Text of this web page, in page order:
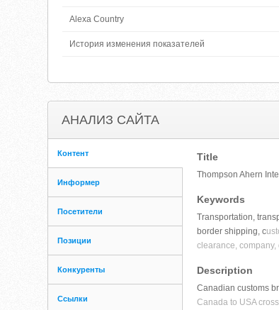
Alexa Country
История изменения показателей
АНАЛИЗ САЙТА
Контент
Информер
Посетители
Позиции
Конкуренты
Ссылки
Title
Thompson Ahern
Keywords
Transportation,
border shipping, c
clearance, company,
Description
Canadian customs
Canada to USA